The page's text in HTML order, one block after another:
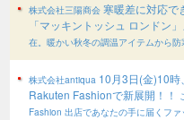
株式会社三陽商会 寒暖差に対応で
「マッキントッシュ ロンドン
在。暖かい秋冬の調温アイテムから防
株式会社antiqua 10月3日(金)10
Rakuten Fashionで新展開！！
Fashion 出店であなたの手に届くファ